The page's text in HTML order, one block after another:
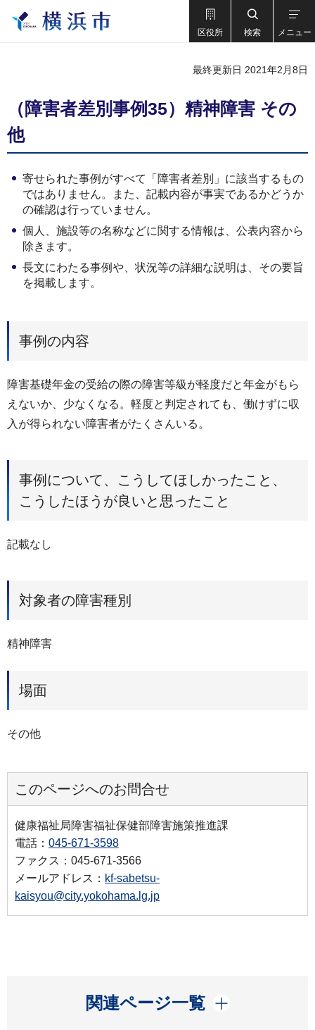
区役所 検索 メニュー
最終更新日 2021年2月8日
（障害者差別事例35）精神障害 その
他
寄せられた事例がすべて「障害者差別」に該当するもの
ではありません。また、記載内容が事実であるかどうか
の確認は行っていません。
個人、施設等の名称などに関する情報は、公表内容から
除きます。
長文にわたる事例や、状況等の詳細な説明は、その要旨
を掲載します。
事例の内容
障害基礎年金の受給の際の障害等級が軽度だと年金がもら
えないか、少なくなる。軽度と判定されても、働けずに収
入が得られない障害者がたくさんいる。
事例について、こうしてほしかったこと、
こうしたほうが良いと思ったこと
記載なし
対象者の障害種別
精神障害
場面
その他
このページへのお問合せ
健康福祉局障害福祉保健部障害施策推進課
電話： 045-671-3598
ファクス：045-671-3566
メールアドレス： kf-sabetsu-
kaisyou@city.yokohama.lg.jp
関連ページ一覧
開く